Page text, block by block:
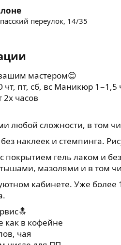
переулок, 14/35
мастером😊
пт, сб, вс Маникюр 1−1,5
часов
любой сложности, в том
наклеек и стемпинга.
покрытием гель лаком и
мазолями и в том
кабинете. Уже более
как в кофейне
чая